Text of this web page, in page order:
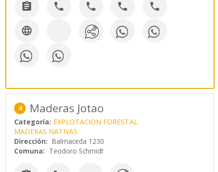
    

4 Maderas Jotao
Categoría: EXPLOTACION FORESTAL
MADERAS NATIVAS
Dirección: Balmaceda 1230
Comuna: Teodoro Schmidt